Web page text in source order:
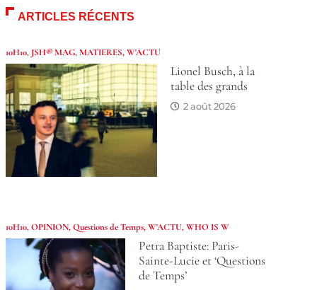
ARTICLES RÉCENTS
10H10, JSH® MAG,MATIERES,W'ACTU
Lionel Busch, à la
table des grands
2 août 2026
10H10,OPINION,Questions de Temps,W'ACTU,WHO IS W
Petra Baptiste: Paris-
Sainte-Lucie et ‘Questions
de Temps’